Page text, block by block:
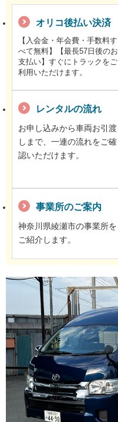
オリコ後払い決済
【入会金・年会費・手数料す
べて無料】【最長57日後のお
支払い】すぐにトラックをご
利用いただけます。
レンタルの流れ
お申し込みから車両お引渡
しまで、一連の流れをご確
認いただけます。
事業所のご案内
神奈川県綾瀬市の事業所を
ご紹介します。